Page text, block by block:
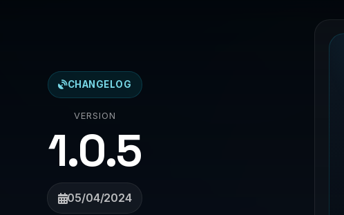
CHANGELOG
VERSION
1.0.5
05/04/2024